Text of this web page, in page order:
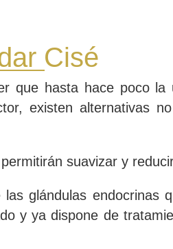
Cisé
que hasta hace poco la
existen alternativas
suavizar y
glándulas endocrinas
y ya dispone de